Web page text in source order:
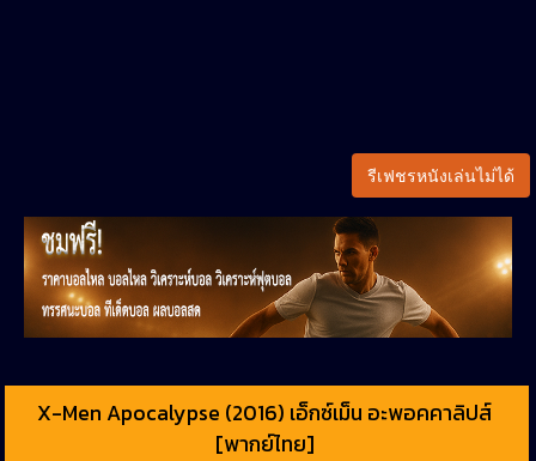
รีเฟชรหนังเล่นไม่ได้
X-Men Apocalypse (2016) เอ็กซ์เม็น อะพอคคาลิปส์
[พากย์ไทย]